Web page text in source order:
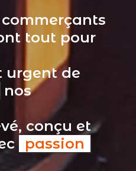
tout pour
urgent de
nos
conçu et
passion